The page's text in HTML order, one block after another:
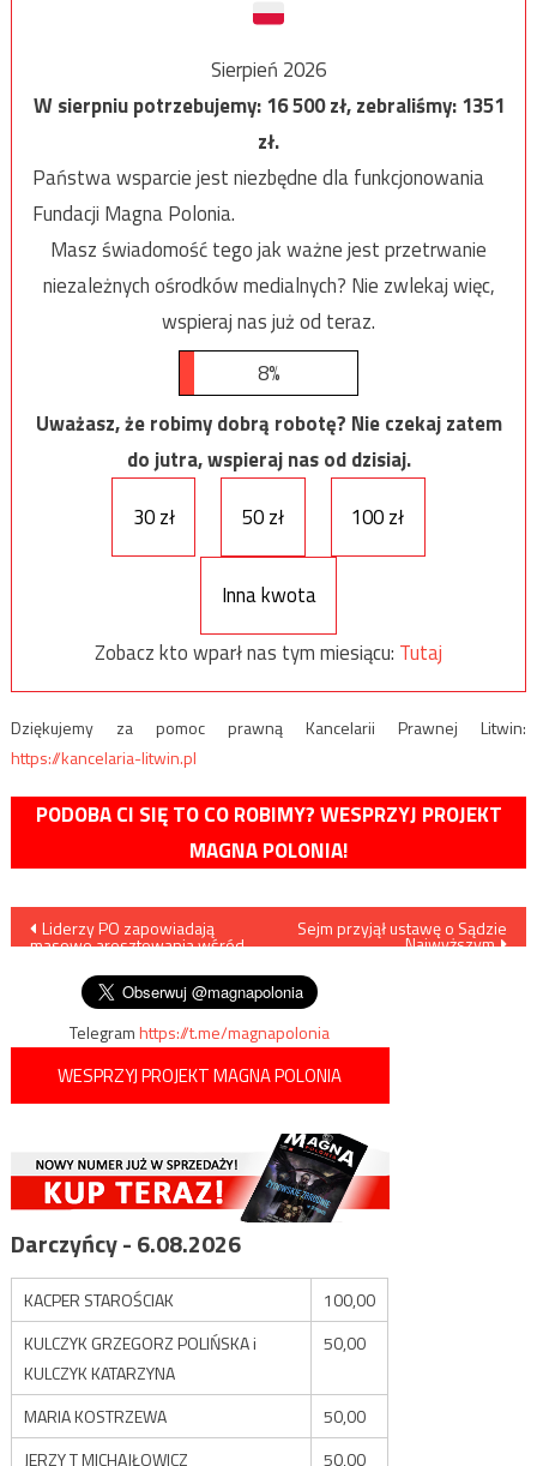
Sierpień 2026
W sierpniu potrzebujemy:16 500zł, zebraliśmy:1351
zł.
Państwa wsparcie jest niezbędne dla funkcjonowania
Fundacji Magna Polonia.
Masz świadomość tego jak ważne jest przetrwanie
niezależnych ośrodków medialnych? Nie zwlekaj więc,
wspieraj nas już od teraz.
8%
Uważasz, że robimy dobrą robotę? Nie czekaj zatem
do jutra, wspieraj nas od dzisiaj.
30 zł
50 zł 100 zł
Inna kwota
Zobacz kto wparł nas tym miesiącu: Tutaj
Dziękujemy za pomoc prawną Kancelarii Prawnej Litwin:
https://kancelaria-litwin.pl
PODOBA CI SIĘ TO CO ROBIMY? WESPRZYJ PROJEKT
MAGNA POLONIA!
Nawigacja
wpisu
Liderzy PO zapowiadają
masowe aresztowania wśród
Sejm przyjął ustawę o Sądzie
Najwyższym
Telegramhttps://t.me/magnapolonia
WESPRZYJ PROJEKT MAGNA POLONIA
Darczyńcy - 6.08.2026
KACPER STAROŚCIAK
100,00
KULCZYK GRZEGORZ POLIŃSKA i
KULCZYK KATARZYNA
50,00
MARIA KOSTRZEWA
50,00
JERZY T MICHAJŁOWICZ
50,00